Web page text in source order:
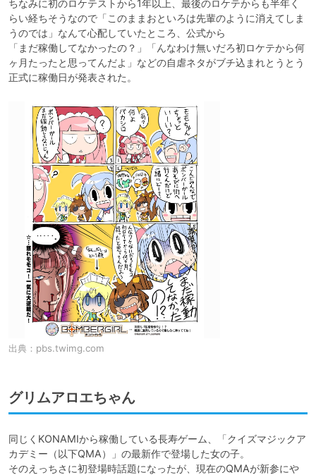
ちなみに初のロケテストから1年以上、最後のロケテからも半年く
らい経ちそうなので「このままおといろは先輩のように消えてしま
うのでは」なんて心配していたところ、公式から
「まだ稼働してなかったの？」「んなわけ無いだろ初ロケテから何
ヶ月たったと思ってんだよ」などの自虐ネタがブチ込まれとうとう
正式に稼働日が発表された。
出典： pbs.twimg.com
グリムアロエちゃん
同じくKONAMIから稼働している長寿ゲーム、「クイズマジックア
カデミー（以下QMA）」の最新作で登場した女の子。
そのえっちさに初登場時話題になったが、現在のQMAが新参にや